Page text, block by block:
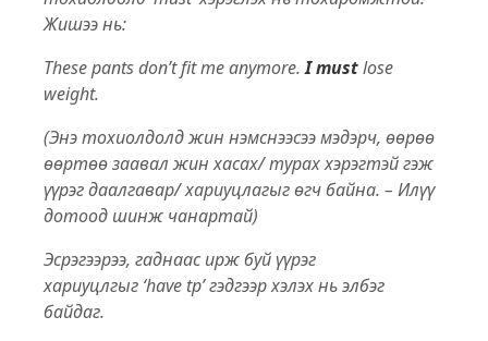
Жишээ нь:
These pants don’t fit me anymore.I mustlose
weight.
(Энэ тохиолдолд жин нэмснээсээ мэдэрч, өөрөө
өөртөө заавал жин хасах/ турах хэрэгтэй гэж
үүрэг даалгавар/ хариуцлагыг өгч байна. – Илүү
дотоод шинж чанартай)
Эсрэгээрээ, гаднаас ирж буй үүрэг
хариуцлгыг ‘have tp’ гэдгээр хэлэх нь элбэг
байдаг.